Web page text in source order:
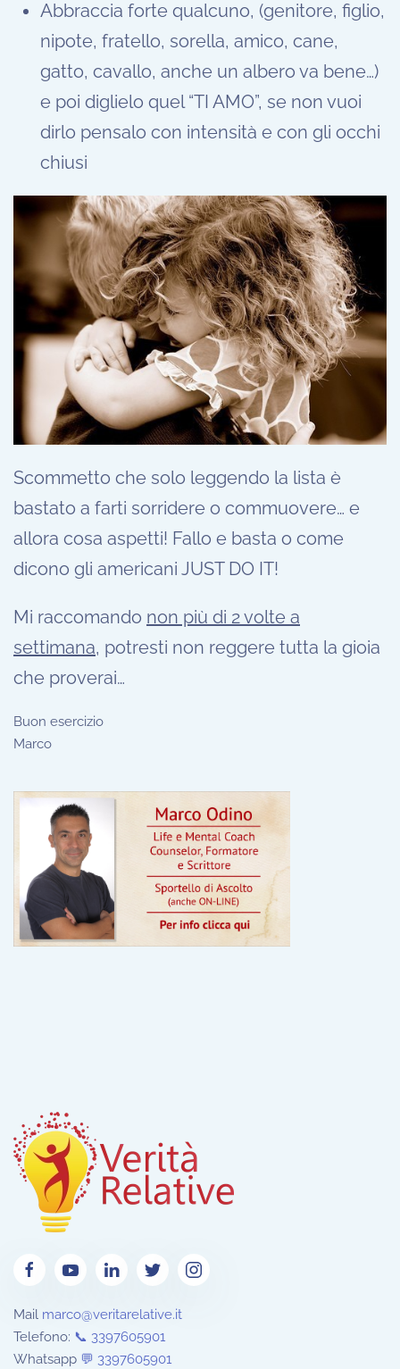
Abbraccia forte qualcuno, (genitore, figlio,
nipote, fratello, sorella, amico, cane,
gatto, cavallo, anche un albero va bene…)
e poi diglielo quel “TI AMO”, se non vuoi
dirlo pensalo con intensità e con gli occhi
chiusi
Scommetto che solo leggendo la lista è
bastato a farti sorridere o commuovere… e
allora cosa aspetti! Fallo e basta o come
dicono gli americani JUST DO IT!
Mi raccomando non più di 2 volte a
settimana, potresti non reggere tutta la gioia
che proverai…
Buon esercizio
Marco
Mail marco@veritarelative.it
Telefono: 📞 3397605901
Whatsapp 💬 3397605901